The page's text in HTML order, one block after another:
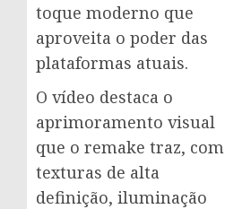
toque moderno que
aproveita o poder das
plataformas atuais.
O vídeo destaca o
aprimoramento visual
que o remake traz, com
texturas de alta
definição, iluminação